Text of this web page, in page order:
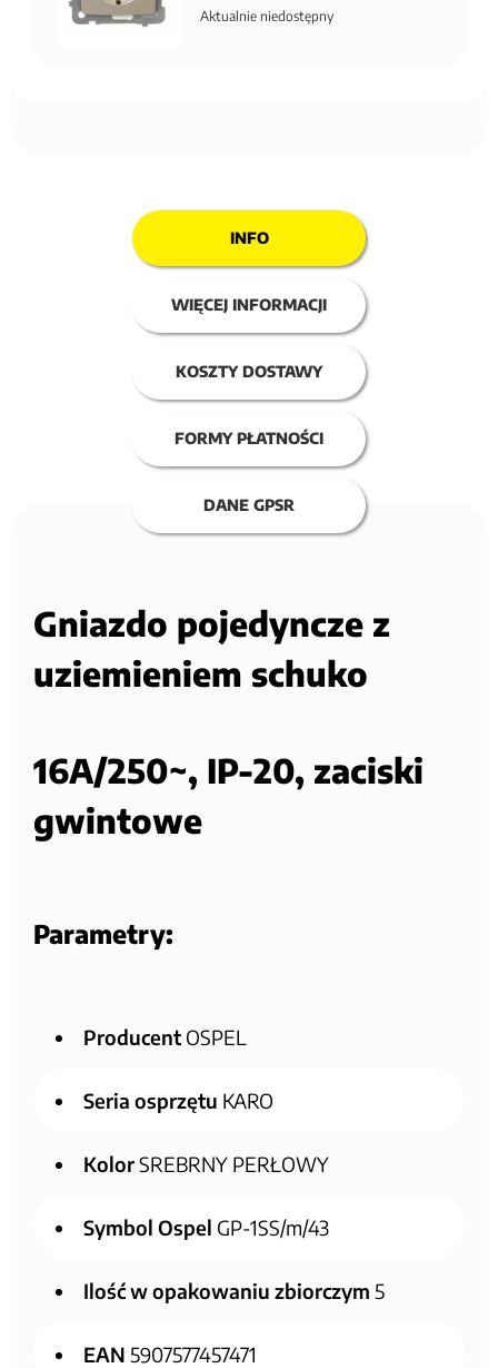
Aktualnie niedostępny
INFO
WIĘCEJ INFORMACJI
KOSZTY DOSTAWY
FORMY PŁATNOŚCI
DANE GPSR
Gniazdo pojedyncze z
uziemieniem schuko
16A/250~, IP-20, zaciski
gwintowe
Parametry:
Producent OSPEL
Seria osprzętu KARO
KolorSREBRNY PERŁOWY
Symbol Ospel GP-1SS/m/43
Ilość w opakowaniu zbiorczym 5
EAN 5907577457471